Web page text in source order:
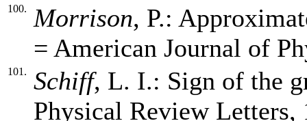
100. Morrison, P.:
= American Journal of
101. Schiff, L. I.: Sign of the
Physical Review